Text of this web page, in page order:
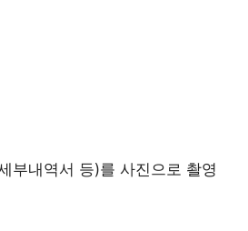
부내역서 등)를 사진으로 촬영